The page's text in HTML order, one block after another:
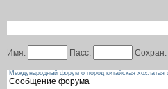
Имя: Пасс: Сохран:
Международный форум о пород китайская хохлатая
Сообщение форума